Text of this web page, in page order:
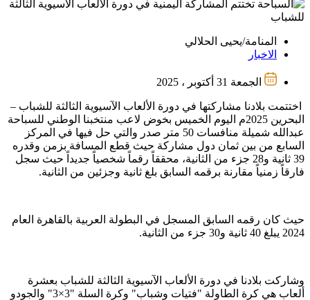
المنامة/يحيى الحلالي
الاخبار
الجمعة 31 أكتوبر ، 2025
اختتمت بلادنا مشاركتها في دورة الألعاب الآسيوية الثالثة للشباب –
البحرين 2025م اليوم الخميس بخوض لاعب منتخبنا الوطني للسباحة
عبدالله شميلة منافسات 50 متر صدر والتي حل فيها في المركز
السابع من بين ثمان دول مشاركة حيث قطع المسافة بزمن وقدره
39 ثانية و28 جزء من الثانية، محققاً رقماً شخصياً جديداً حيث سجل
فارقاً زمنياً مقارنة برقمه السابق بلغ ثانية وجزئين من الثانية.
حيث كان رقمه السابق المسجل في البطولة العربية بالقاهرة العام
2024 يبلغ 40 ثانية و30 جزء من الثانية.
وشاركت بلادنا في دورة الألعاب الآسيوية الثالثة للشباب بعشرة
ألعاب هي كرة الطاولة "فتيات وشباب" وكرة السلة "3×3" والجودو